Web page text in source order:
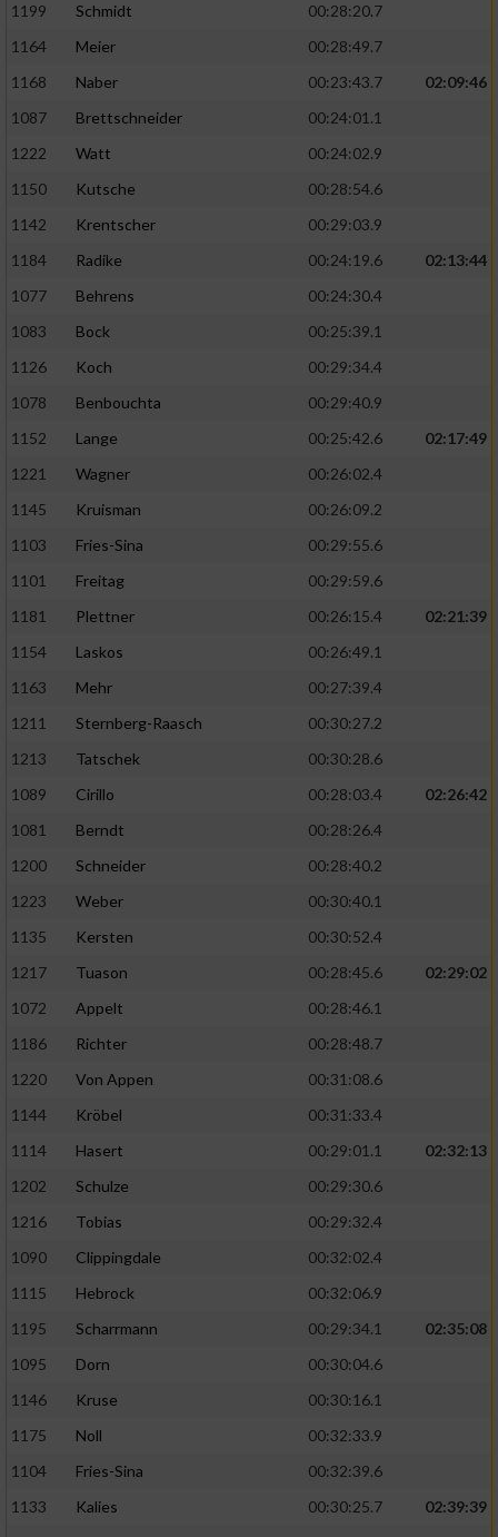
1199
Schmidt
00:28:20.7
1164
Meier
00:28:49.7
1168
Naber 00:23:43.7
02:09:46
1087
Brettschneider
00:24:01.1
1222
Watt
00:24:02.9
1150
Kutsche
00:28:54.6
1142
Krentscher
00:29:03.9
1184
Radike 00:24:19.6
02:13:44
1077
Behrens
00:24:30.4
1083
Bock
00:25:39.1
1126
Koch
00:29:34.4
1078
Benbouchta
00:29:40.9
1152
Lange 00:25:42.6
02:17:49
1221
Wagner
00:26:02.4
1145
Kruisman
00:26:09.2
1103
Fries-Sina
00:29:55.6
1101
Freitag
00:29:59.6
1181
Plettner 00:26:15.4
02:21:39
1154
Laskos
00:26:49.1
1163
Mehr
00:27:39.4
1211
Sternberg-Raasch
00:30:27.2
1213
Tatschek
00:30:28.6
1089
Cirillo 00:28:03.4
02:26:42
1081
Berndt
00:28:26.4
1200
Schneider
00:28:40.2
1223
Weber
00:30:40.1
1135
Kersten
00:30:52.4
1217
Tuason 00:28:45.6
02:29:02
1072
Appelt
00:28:46.1
1186
Richter
00:28:48.7
1220
Von Appen
00:31:08.6
1144
Kröbel
00:31:33.4
1114
Hasert 00:29:01.1
02:32:13
1202
Schulze
00:29:30.6
1216
Tobias
00:29:32.4
1090
Clippingdale
00:32:02.4
1115
Hebrock
00:32:06.9
1195
Scharrmann 00:29:34.1
02:35:08
1095
Dorn
00:30:04.6
1146
Kruse
00:30:16.1
1175
Noll
00:32:33.9
1104
Fries-Sina
00:32:39.6
1133
Kalies 00:30:25.7
02:39:39